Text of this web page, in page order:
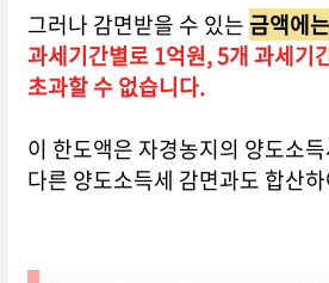
그러나 감면받을 수 있는 금액에
과세기간별로 1억원, 5개 과세기
초과할 수 없습니다.
이 한도액은 자경농지의 양도소
다른 양도소득세 감면과도 합산